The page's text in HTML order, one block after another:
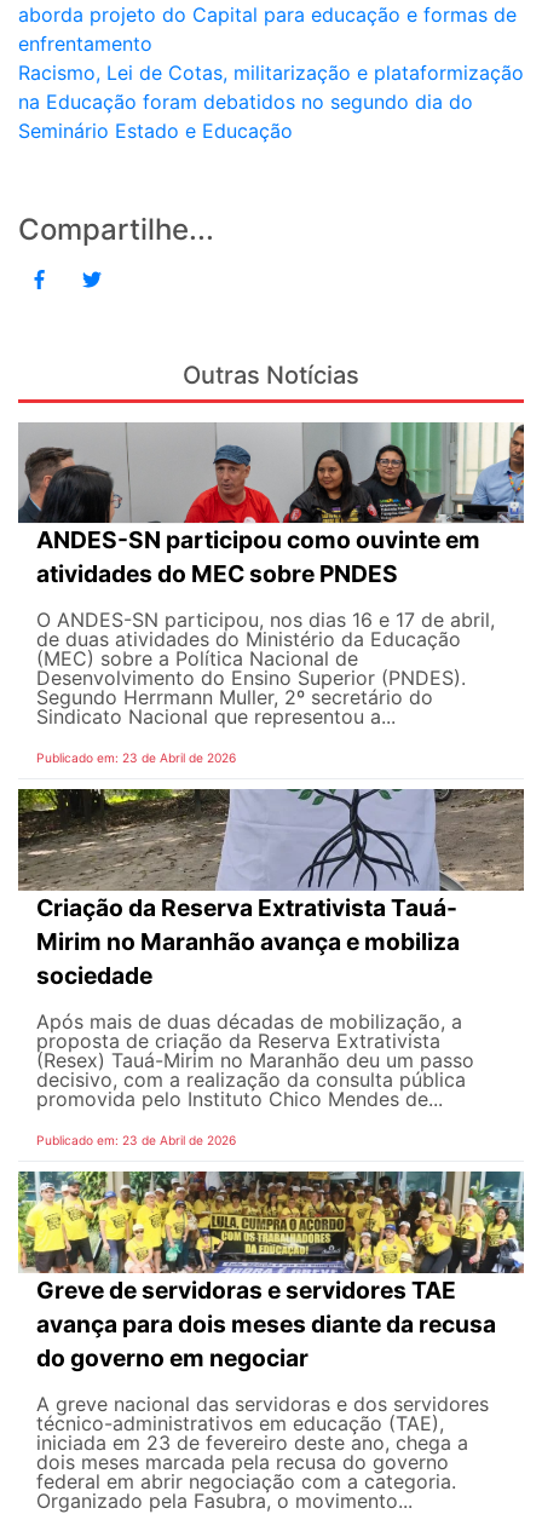
aborda projeto do Capital para educação e formas de
enfrentamento
Racismo, Lei de Cotas, militarização e plataformização
na Educação foram debatidos no segundo dia do
Seminário Estado e Educação
Compartilhe...
Outras Notícias
ANDES-SN participou como ouvinte em
atividades do MEC sobre PNDES
O ANDES-SN participou, nos dias 16 e 17 de abril,
de duas atividades do Ministério da Educação
(MEC) sobre a Política Nacional de
Desenvolvimento do Ensino Superior (PNDES).
Segundo Herrmann Muller, 2º secretário do
Sindicato Nacional que representou a...
Publicado em: 23 de Abril de 2026
Criação da Reserva Extrativista Tauá-
Mirim no Maranhão avança e mobiliza
sociedade
Após mais de duas décadas de mobilização, a
proposta de criação da Reserva Extrativista
(Resex) Tauá-Mirim no Maranhão deu um passo
decisivo, com a realização da consulta pública
promovida pelo Instituto Chico Mendes de...
Publicado em: 23 de Abril de 2026
Greve de servidoras e servidores TAE
avança para dois meses diante da recusa
do governo em negociar
A greve nacional das servidoras e dos servidores
técnico-administrativos em educação (TAE),
iniciada em 23 de fevereiro deste ano, chega a
dois meses marcada pela recusa do governo
federal em abrir negociação com a categoria.
Organizado pela Fasubra, o movimento...